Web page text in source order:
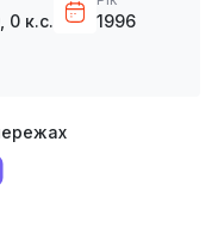
0 к.с. 1996